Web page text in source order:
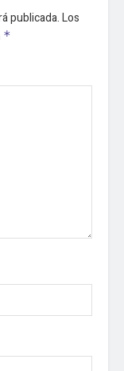
publicada.Los
*